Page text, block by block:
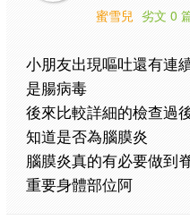
蜜雪兒 劣文 0
小朋友出現嘔吐還有連
是腸病毒
後來比較詳細的檢查過
知道是否為腦膜炎
腦膜炎真的有必要做到
重要身體部位阿